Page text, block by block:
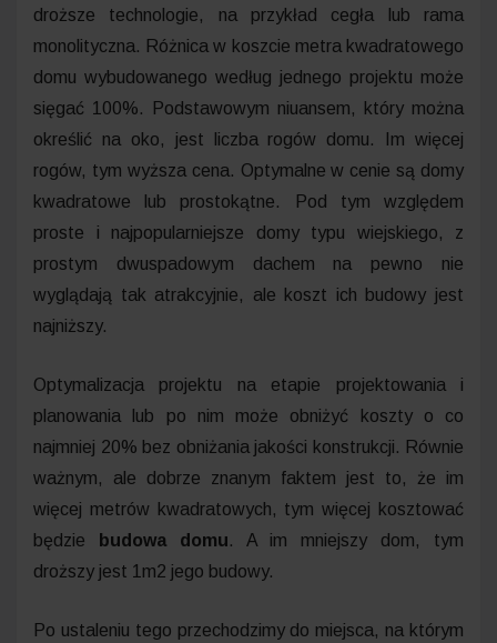
droższe technologie, na przykład cegła lub rama
monolityczna. Różnica w koszcie metra kwadratowego
domu wybudowanego według jednego projektu może
sięgać 100%. Podstawowym niuansem, który można
określić na oko, jest liczba rogów domu. Im więcej
rogów, tym wyższa cena. Optymalne w cenie są domy
kwadratowe lub prostokątne. Pod tym względem
proste i najpopularniejsze domy typu wiejskiego, z
prostym dwuspadowym dachem na pewno nie
wyglądają tak atrakcyjnie, ale koszt ich budowy jest
najniższy.
Optymalizacja projektu na etapie projektowania i
planowania lub po nim może obniżyć koszty o co
najmniej 20% bez obniżania jakości konstrukcji. Równie
ważnym, ale dobrze znanym faktem jest to, że im
więcej metrów kwadratowych, tym więcej kosztować
będzie
budowa domu. A im mniejszy dom, tym
droższy jest 1m2 jego budowy.
Po ustaleniu tego przechodzimy do miejsca, na którym